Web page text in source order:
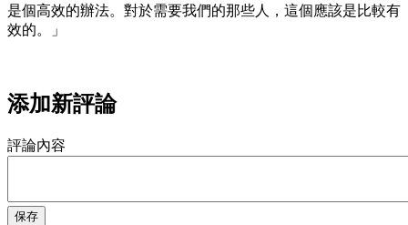
是個高效的辦法。對於需要我們的那些人，這個應該是比較有
效的。」
添加新評論
評論內容
保存